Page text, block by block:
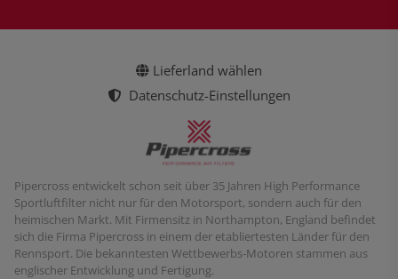
Lieferland wählen
Datenschutz-Einstellungen
Pipercross entwickelt schon seit über 35 Jahren High Performance
Sportluftfilter nicht nur für den Motorsport, sondern auch für den
heimischen Markt. Mit Firmensitz in Northampton, England befindet
sich die Firma Pipercross in einem der etabliertesten Länder für den
Rennsport. Die bekanntesten Wettbewerbs-Motoren stammen aus
englischer Entwicklung und Fertigung.